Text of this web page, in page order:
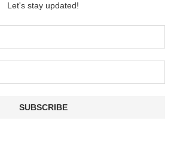
Let's stay updated!